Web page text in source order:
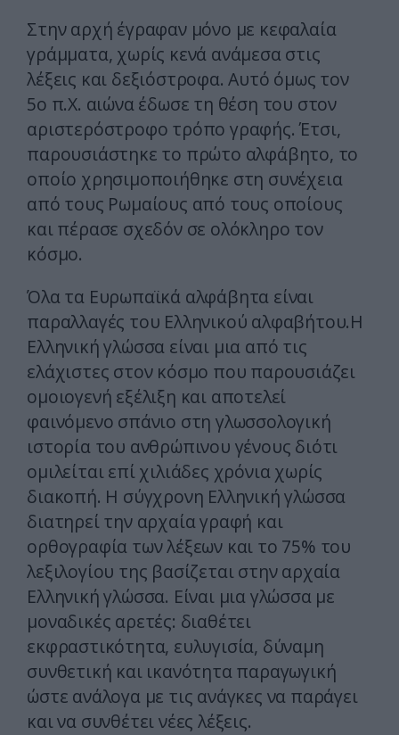
Στην αρχή έγραφαν μόνο με κεφαλαία
γράμματα, χωρίς κενά ανάμεσα στις
λέξεις και δεξιόστροφα. Αυτό όμως τον
5ο π.Χ. αιώνα έδωσε τη θέση του στον
αριστερόστροφο τρόπο γραφής. Έτσι,
παρουσιάστηκε το πρώτο αλφάβητο, το
οποίο χρησιμοποιήθηκε στη συνέχεια
από τους Ρωμαίους από τους οποίους
και πέρασε σχεδόν σε ολόκληρο τον
κόσμο.
Όλα τα Ευρωπαϊκά αλφάβητα είναι
παραλλαγές του Ελληνικού αλφαβήτου.Η
Ελληνική γλώσσα είναι μια από τις
ελάχιστες στον κόσμο που παρουσιάζει
ομοιογενή εξέλιξη και αποτελεί
φαινόμενο σπάνιο στη γλωσσολογική
ιστορία του ανθρώπινου γένους διότι
ομιλείται επί χιλιάδες χρόνια χωρίς
διακοπή. Η σύγχρονη Ελληνική γλώσσα
διατηρεί την αρχαία γραφή και
ορθογραφία των λέξεων και το 75% του
λεξιλογίου της βασίζεται στην αρχαία
Ελληνική γλώσσα. Είναι μια γλώσσα με
μοναδικές αρετές: διαθέτει
εκφραστικότητα, ευλυγισία, δύναμη
συνθετική και ικανότητα παραγωγική
ώστε ανάλογα με τις ανάγκες να παράγει
και να συνθέτει νέες λέξεις.